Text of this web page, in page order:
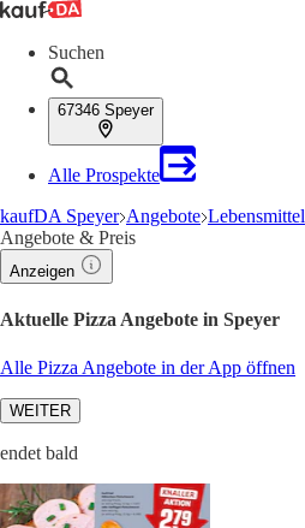
Suchen
67346 Speyer
Alle Prospekte
kaufDA Speyer Angebote Lebensmittel
Angebote & Preis
Anzeigen
Aktuelle Pizza Angebote in Speyer
Alle Pizza Angebote in der App öffnen
WEITER
endet bald